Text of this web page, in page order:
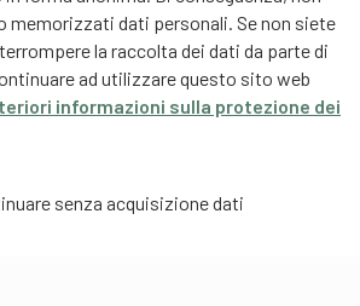
memorizzati dati personali. Se non siete
la raccolta dei dati da parte di
ad utilizzare questo sito web
informazioni sulla protezione dei
senza acquisizione dati
federale dello Sport Macolin